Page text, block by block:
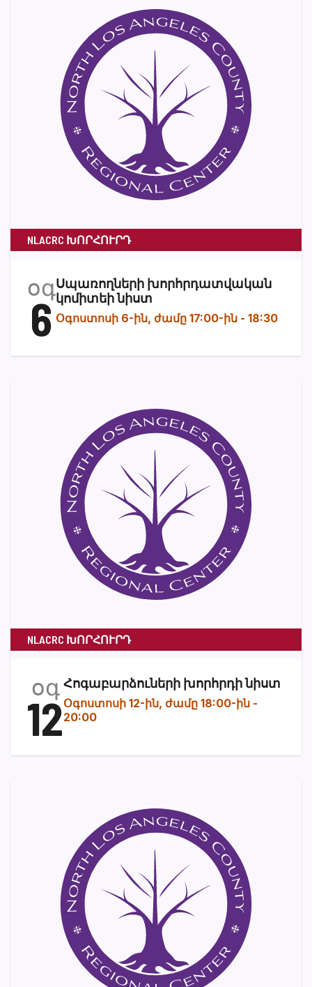
NLACRC ԽՈՐՀՈՒՐԴ
օգ
6
Սպառողների խորհրդատվական
կոմիտեի նիստ
Օգոստոսի 6-ին, ժամը 17:00-ին - 18:30
NLACRC ԽՈՐՀՈՒՐԴ
օգ
12
Հոգաբարձուների խորհրդի նիստ
Օգոստոսի 12-ին, ժամը 18:00-ին -
20:00